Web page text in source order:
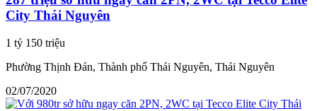
City Thái Nguyên
1 tỷ 150 triệu
Phường Thịnh Đán, Thành phố Thái Nguyên, Thái Nguyên
02/07/2020